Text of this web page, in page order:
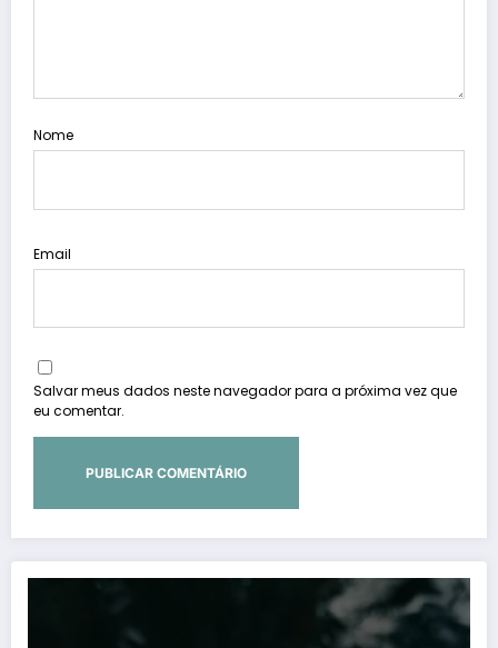
Nome
Email
Salvar meus dados neste navegador para a próxima vez que
eu comentar.